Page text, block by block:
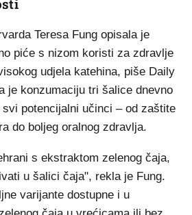
Teresa Fung opisala je
piće s nizom koristi za zdravlje
udjela katehina, piše Daily
je konzumaciju tri šalice dnevno
potencijalni učinci – od zaštite
do boljeg oralnog zdravlja.
s ekstraktom zelenog čaja,
u šalici čaja", rekla je Fung.
varijante dostupne i u